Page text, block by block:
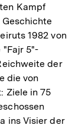
Kampf
1982 von
"Fajr 5"-
der
die von
Ziele in 75
ins Visier der